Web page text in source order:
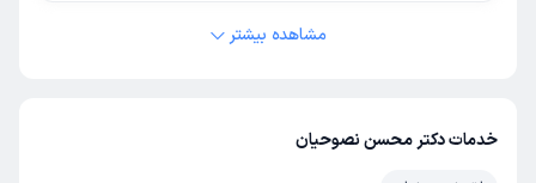
مشاهده بیشتر
خدمات دکتر محسن نصوحیان